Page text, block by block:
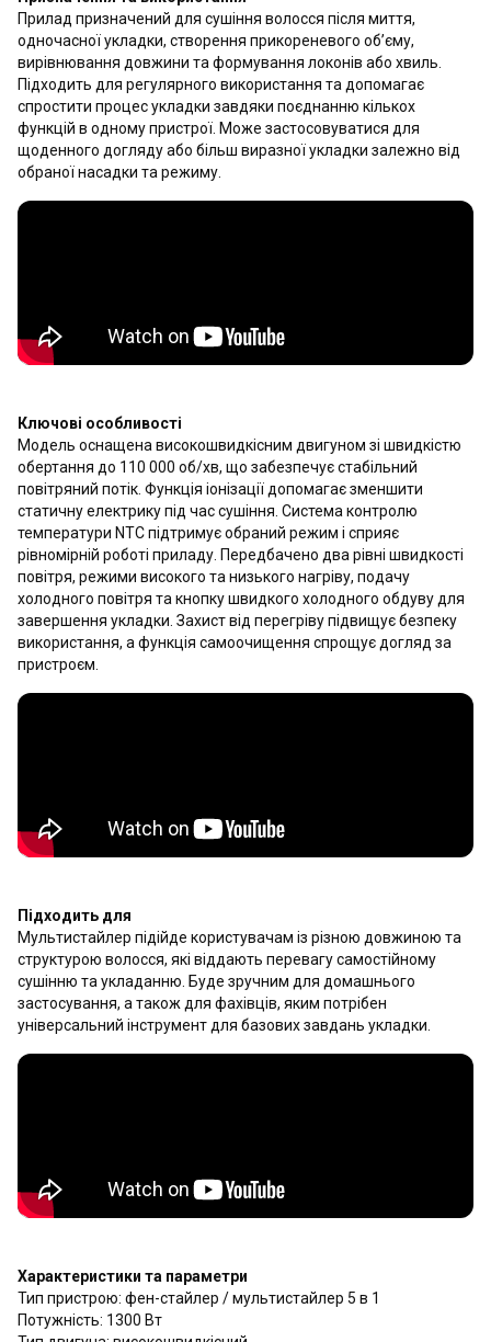
Прилад призначений для сушіння волосся після миття,
одночасної укладки, створення прикореневого об’єму,
вирівнювання довжини та формування локонів або хвиль.
Підходить для регулярного використання та допомагає
спростити процес укладки завдяки поєднанню кількох
функцій в одному пристрої. Може застосовуватися для
щоденного догляду або більш виразної укладки залежно від
обраної насадки та режиму.
Ключові особливості
Модель оснащена високошвидкісним двигуном зі швидкістю
обертання до 110 000 об/хв, що забезпечує стабільний
повітряний потік. Функція іонізації допомагає зменшити
статичну електрику під час сушіння. Система контролю
температури NTC підтримує обраний режим і сприяє
рівномірній роботі приладу. Передбачено два рівні швидкості
повітря, режими високого та низького нагріву, подачу
холодного повітря та кнопку швидкого холодного обдуву для
завершення укладки. Захист від перегріву підвищує безпеку
використання, а функція самоочищення спрощує догляд за
пристроєм.
Підходить для
Мультистайлер підійде користувачам із різною довжиною та
структурою волосся, які віддають перевагу самостійному
сушінню та укладанню. Буде зручним для домашнього
застосування, а також для фахівців, яким потрібен
універсальний інструмент для базових завдань укладки.
Характеристики та параметри
Тип пристрою: фен-стайлер / мультистайлер 5 в 1
Потужність: 1300 Вт